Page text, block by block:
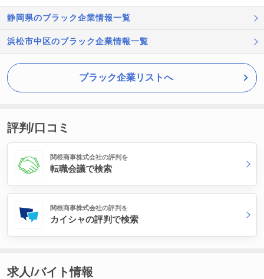
静岡県のブラック企業情報一覧
浜松市中区のブラック企業情報一覧
ブラック企業リストへ
評判/口コミ
関根商事株式会社の評判を
転職会議で検索
関根商事株式会社の評判を
カイシャの評判で検索
求人/バイト情報